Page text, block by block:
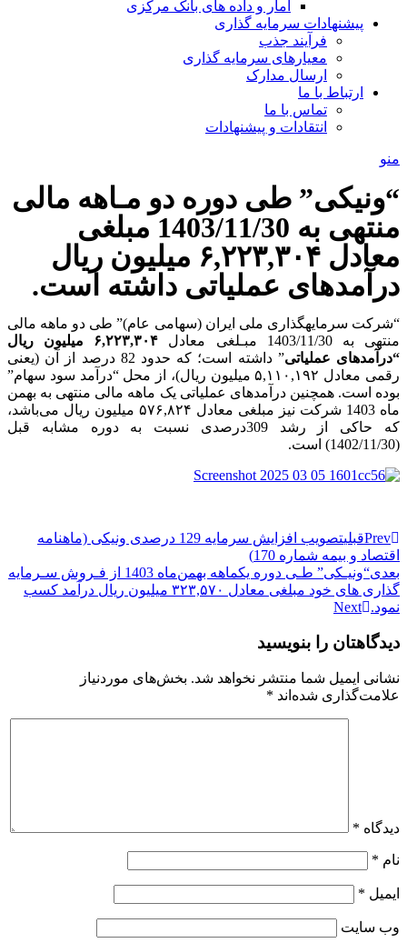
آمار و داده های بانک مرکزی
پیشنهادات سرمایه گذاری
فرآیند جذب
معیارهای سرمایه گذاری
ارسال مدارک
ارتباط با ما
تماس با ما
انتقادات و پیشنهادات
منو
“ونیکی” طی دوره دو مـاهه مالی
منتهی به 1403/11/30 مبلغی
معادل ۶,۲۲۳,۳۰۴ میلیون ریال
درآمدهای عملیاتی داشته است.
“شرکت سرمایه­گذاری ملی ایران (سهامی عام)” طی دو ماهه مالی
منتهی به 1403/11/30 مبـلغی معادل
“درآمدهای عملیاتی
” داشته است؛ که حدود 82 درصد از آن (یعنی
رقمی معادل ۵,۱۱۰,۱۹۲ میلیون ریال)، از محل “درآمد سود سهام”
بوده است. همچنین درآمدهای عملیاتی یک ماهه مالی منتهی به بهمن
ماه 1403 شرکت نیز مبلغی معادل ۵۷۶,۸۲۴ میلیون ریال می‌باشد،
که حاکی از رشد 309درصدی نسبت به دوره مشابه قبل
(1402/11/30) است.
Prevقبلی
تصویب افزایش سرمایه 129 درصدی ونیکی (ماهنامه
اقتصاد و بیمه شماره 170)
بعدی
“ونیـکی” طـی دوره یکماهه بهمن‌ماه 1403 از فـروش سـرمایه
گذاری های خود مبلغی معادل ۳۲۳,۵۷۰ میلیون ریال درآمد کسب
نمود.
Next
دیدگاهتان را بنویسید
نشانی ایمیل شما منتشر نخواهد شد. بخش‌های موردنیاز
علامت‌گذاری شده‌اند *
دیدگاه *
نام *
ایمیل *
وب‌ سایت